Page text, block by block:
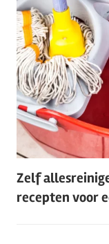
Zelf
recepten voor